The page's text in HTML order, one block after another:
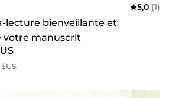
5,0 (1)
lecture bienveillante et
votre manuscrit